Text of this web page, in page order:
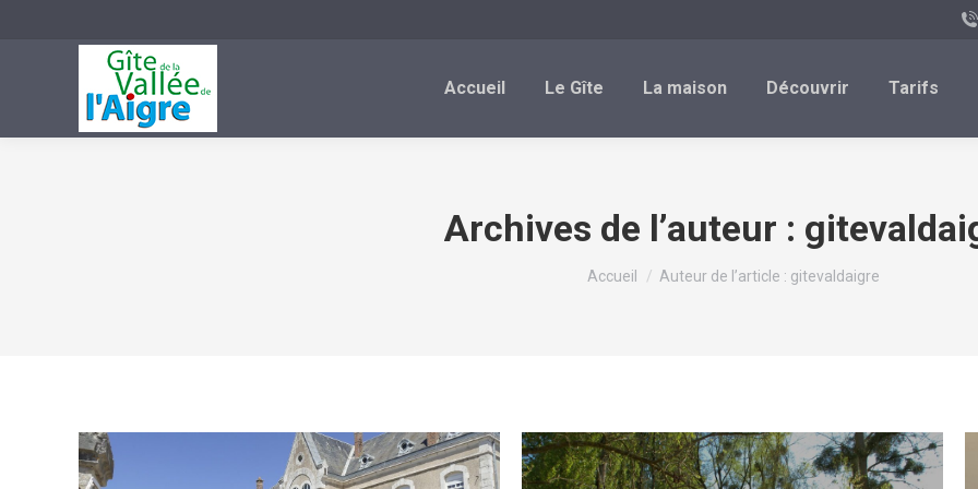
Accueil Le Gîte La maison Découvrir Tarifs
Archives de l’auteur :
Vous êtes ici :
Accueil Auteur de l’article : gitevaldaigre